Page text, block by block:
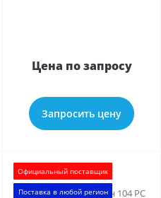
БАЙКАЛ СЕРВИС
Цена по запросу
Запросить цену
Официальный поставщик
Поставка в любой регион